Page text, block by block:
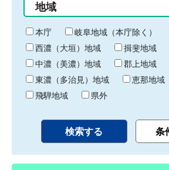
り
終
わ
り
地域
本庁
岐阜地域（本庁除く）
西濃（大垣）地域
揖斐地域
中濃（美濃）地域
郡上地域
東濃（多治見）地域
恵那地域
飛騨地域
県外